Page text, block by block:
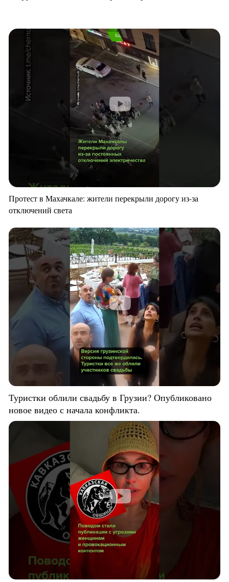
Протест в Махачкале: жители перекрыли дорогу из-за
отключений света
Туристки облили свадьбу в Грузии? Опубликовано
новое видео с начала конфликта.